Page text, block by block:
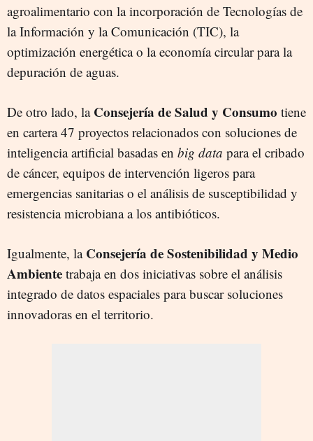
agroalimentario con la incorporación de Tecnologías de
la Información y la Comunicación (TIC), la
optimización energética o la economía circular para la
depuración de aguas.
De otro lado, la Consejería de Salud y Consumo tiene
en cartera 47 proyectos relacionados con soluciones de
inteligencia artificial basadas en big data para el cribado
de cáncer, equipos de intervención ligeros para
emergencias sanitarias o el análisis de susceptibilidad y
resistencia microbiana a los antibióticos.
Igualmente, la Consejería de Sostenibilidad y Medio
Ambiente trabaja en dos iniciativas sobre el análisis
integrado de datos espaciales para buscar soluciones
innovadoras en el territorio.